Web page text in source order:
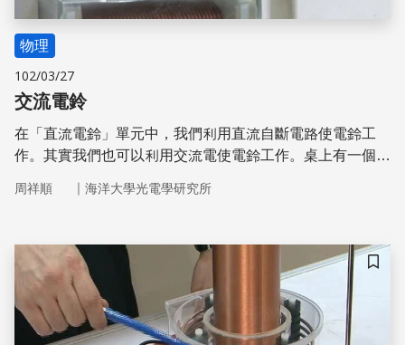
物理
102/03/27
交流電鈴
在「直流電鈴」單元中，我們利用直流自斷電路使電鈴工
作。其實我們也可以利用交流電使電鈴工作。桌上有一個交
屬鈴，以訊號線連接螺線管與函數產生器。 打開函數產生
不斷振動敲擊金屬鈴。通過其他頻率的電流則無法使金屬接
片振動。我們在「磁共振鞦韆」單元中介紹過磁共振原理。
交流電鈴也是利用磁共振原理。螺線管通過交流電，產生週
期性磁場，因此金屬接片受到週期性磁力。當磁力頻率與金
屬接片自然頻率相同時，金屬接片產生共振，因此不斷振動
周祥順 ｜ 海洋大學光電學研究所
儲存